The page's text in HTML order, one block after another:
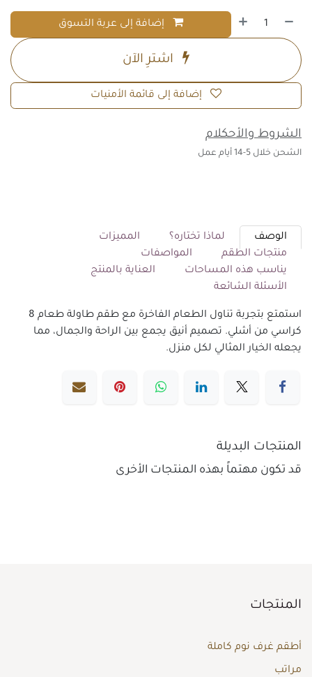
إضافة إلى عربة التسوق
اشترِ الآن
إضافة إلى قائمة الأمنيات
الشروط والأحكلام
الشحن خلال 5-14 أيام عمل
الوصف لماذا تختاره؟
المميزات
منتجات الطقم
المواصفات
يناسب هذه المساحات
العناية بالمنتج
الأسئلة الشائعة
استمتع بتجربة تناول الطعام الفاخرة مع طقم طاولة طعام 8
كراسي من أشلي. تصميم أنيق يجمع بين الراحة والجمال، مما
يجعله الخيار المثالي لكل منزل.
المنتجات البديلة
قد تكون مهتماً بهذه المنتجات الأخرى
المنتجات
أطقم غرف نوم كاملة
مراتب